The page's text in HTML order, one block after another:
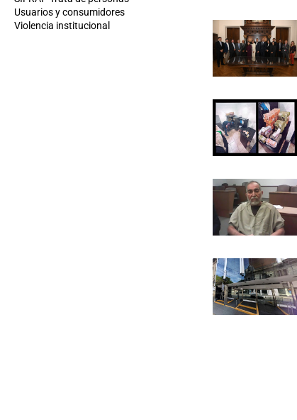
Usuarios y consumidores
Violencia institucional